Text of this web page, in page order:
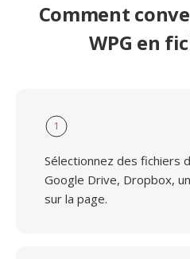
Comment
WPG en
1
Sélectionnez des fichiers
Google Drive, Dropbox,
sur la page.